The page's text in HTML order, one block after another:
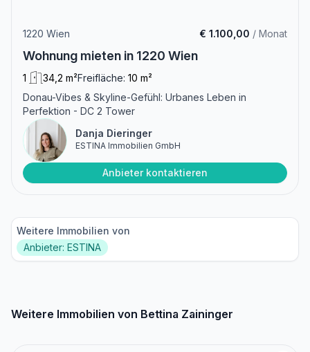
1220 Wien € 1.100,00 / Monat
Wohnung mieten in 1220 Wien
1 34,2 m²Freifläche: 10 m²
Donau-Vibes & Skyline-Gefühl: Urbanes Leben in
Perfektion - DC 2 Tower
Danja Dieringer
ESTINA Immobilien GmbH
Anbieter kontaktieren
Weitere Immobilien von
Anbieter: ESTINA
Weitere Immobilien von Bettina Zaininger